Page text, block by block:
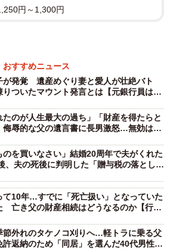
、Aさんが大学を卒業して就職し数年
限り実家に帰り、母と共に父の看
が母に相続の話を持ちかけるよう
てきた家や土地、わずかな預貯金の
うになったのです。父がまだ入院
相続の話を持ち出すのはあまりにも
は、「いい加減にしてよ！」と注意
した。すると妹は「あんたは実の
関係ないでしょ！」ときつく言い返
っていたものの、面と向かって言わ
円～1,300円
おすすめニュース
が発覚 遺産めぐり妻と愛人が壮絶バト
ついたマウント発言とは【元銀行員は見
たのが人生最大の過ち」「財産を得たらと
侮辱的な父の遺言書に長男激怒…無効は主
のを買いなさい」結婚20周年で夫がくれた
夫の死後に判明した「贈与税の落とし
て10年…すでに「死亡扱い」となっていた
亡き父の財産相続はどうなるのか【行政
節外れのタケノコ刈りへ…軽トラに乗る父
返納のため「同居」を選んだ40代男性の